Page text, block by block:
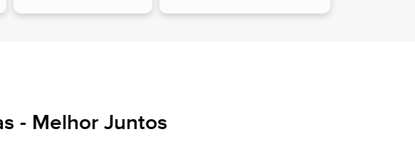
- Melhor Juntos